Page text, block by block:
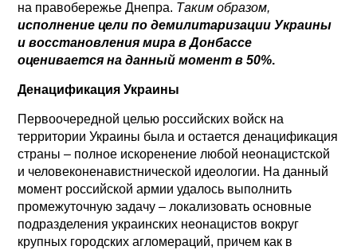
на правобережье Днепра. Таким образом,
исполнение цели по демилитаризации Украины
и восстановления мира в Донбассе
оценивается на данный момент в 50%.
Денацификация Украины
Первоочередной целью российских войск на
территории Украины была и остается денацификация
страны – полное искоренение любой неонацистской
и человеконенавистнической идеологии. На данный
момент российской армии удалось выполнить
промежуточную задачу – локализовать основные
подразделения украинских неонацистов вокруг
крупных городских агломераций, причем как в